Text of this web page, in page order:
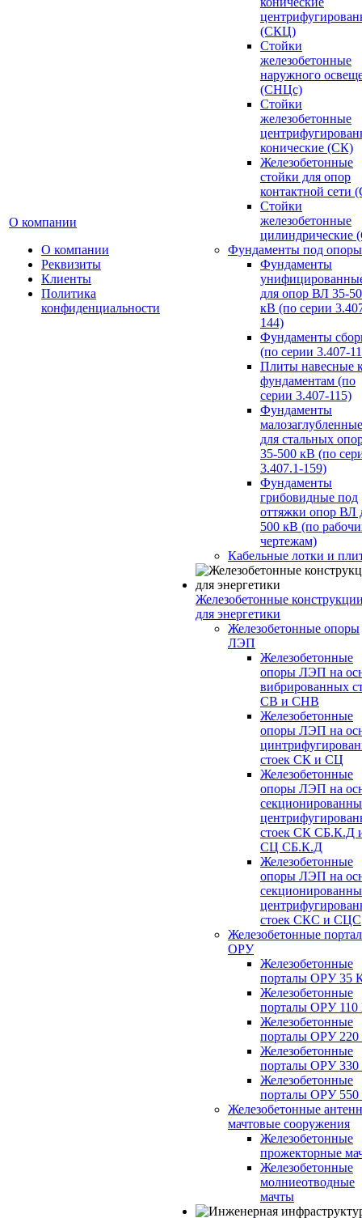
О компании
О компании
Реквизиты
Клиенты
Политика
конфиденциальности
(СКЦ)
Стойки
железобетонные
наружного
(СНЦс)
Стойки
железобетонные
конические (СК)
Железобетонные
стойки для опор
контактной сети
Стойки
железобетонные
цилиндрические
Фундаменты под опоры
Фундаменты
для опор ВЛ 35-
кВ (по серии
144)
Фундаменты
(по серии 3.407-
Плиты навесные
фундаментам (по
серии 3.407-115)
Фундаменты
малозаглубленные
для стальных
35-500 кВ (по
3.407.1-159)
Фундаменты
грибовидные под
оттяжки опор ВЛ
500 кВ (по
чертежам)
Кабельные лотки и
Железобетонные
для энергетики
Железобетонные опоры
ЛЭП
Железобетонные
опоры ЛЭП на
вибрированных
СВ и СНВ
Железобетонные
опоры ЛЭП на
стоек СК и СЦ
Железобетонные
опоры ЛЭП на
стоек СК СБ.К.Д
СЦ СБ.К.Д
Железобетонные
опоры ЛЭП на
стоек СКС и СЦС
Железобетонные
ОРУ
Железобетонные
порталы ОРУ 35
Железобетонные
порталы ОРУ
Железобетонные
порталы ОРУ
Железобетонные
порталы ОРУ
Железобетонные
порталы ОРУ
Железобетонные
мачтовые сооружения
Железобетонные
прожекторные
Железобетонные
молниеотводные
мачты